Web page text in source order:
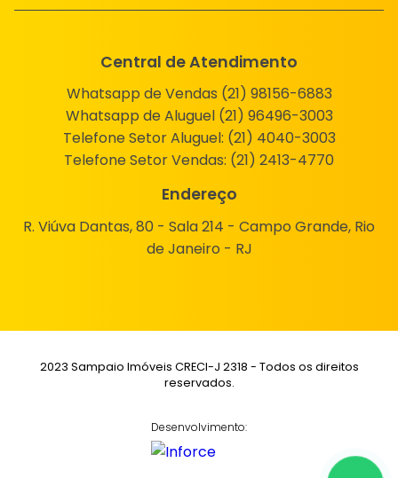
Central de Atendimento
Whatsapp de Vendas (21) 98156-6883
Whatsapp de Aluguel (21) 96496-3003
Telefone Setor Aluguel: (21) 4040-3003
Telefone Setor Vendas: (21) 2413-4770
Endereço
R. Viúva Dantas, 80 - Sala 214 - Campo Grande, Rio
de Janeiro - RJ
2023 Sampaio Imóveis CRECI-J 2318 - Todos os direitos
reservados.
Desenvolvimento: